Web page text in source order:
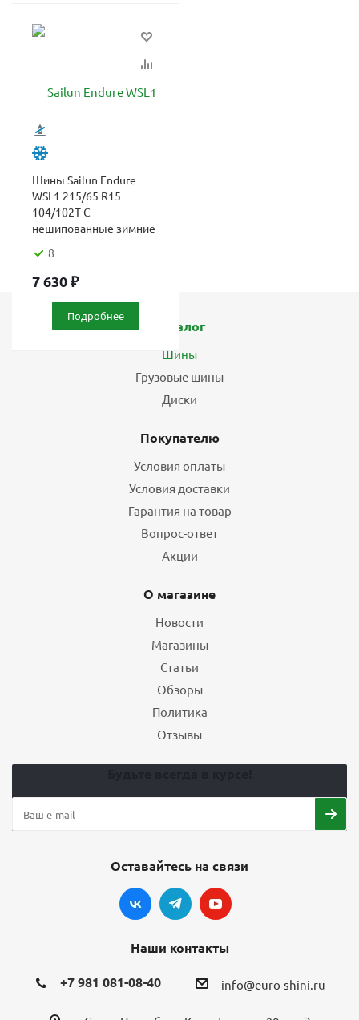
Шины Sailun Endure
WSL1 215/65 R15
104/102T C
нешипованные зимние
8
7 630₽
Подробнее
Каталог
Шины
Грузовые шины
Диски
Покупателю
Условия оплаты
Условия доставки
Гарантия на товар
Вопрос-ответ
Акции
О магазине
Новости
Магазины
Статьи
Обзоры
Политика
Отзывы
Оставайтесь на связи
Наши контакты
+7 981 081-08-40 info@euro-shini.ru